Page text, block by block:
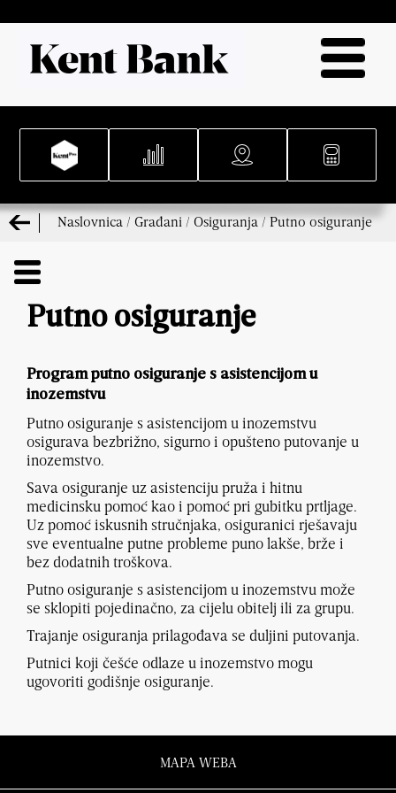
Naslovnica / Građani / Osiguranja / Putno osiguranje
Putno osiguranje
Program putno osiguranje s asistencijom u
inozemstvu
Putno osiguranje s asistencijom u inozemstvu
osigurava bezbrižno, sigurno i opušteno putovanje u
inozemstvo.
Sava osiguranje uz asistenciju pruža i hitnu
medicinsku pomoć kao i pomoć pri gubitku prtljage.
Uz pomoć iskusnih stručnjaka, osiguranici rješavaju
sve eventualne putne probleme puno lakše, brže i
bez dodatnih troškova.
Putno osiguranje s asistencijom u inozemstvu može
se sklopiti pojedinačno, za cijelu obitelj ili za grupu.
Trajanje osiguranja prilagođava se duljini putovanja.
Putnici koji češće odlaze u inozemstvo mogu
ugovoriti godišnje osiguranje.
MAPA WEBA